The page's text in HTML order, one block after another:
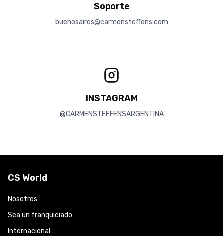
Soporte
buenosaires@carmensteffens.com
INSTAGRAM
@CARMENSTEFFENSARGENTINA
CS World
Nosotros
Sea un franquiciado
Internacional